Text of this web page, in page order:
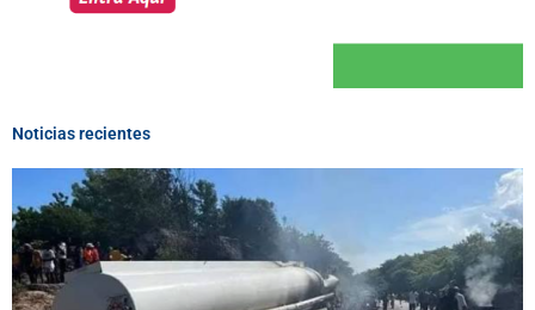
Noticias recientes